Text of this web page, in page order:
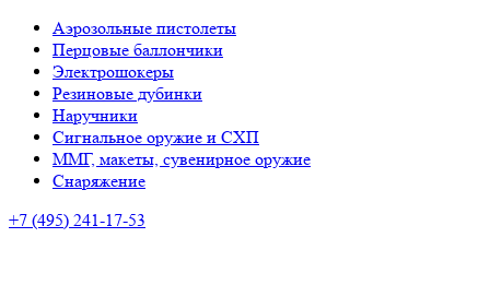
Аэрозольные пистолеты
Перцовые баллончики
Электрошокеры
Резиновые дубинки
Наручники
Сигнальное оружие и СХП
ММГ, макеты, сувенирное оружие
Снаряжение
+7 (495) 241-17-53